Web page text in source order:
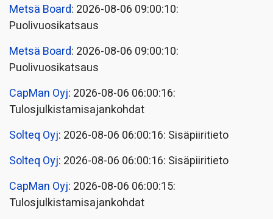
Metsä Board: 2026-08-06 09:00:10:
Puolivuosikatsaus
Metsä Board: 2026-08-06 09:00:10:
Puolivuosikatsaus
CapMan Oyj: 2026-08-06 06:00:16:
Tulosjulkistamisajankohdat
Solteq Oyj: 2026-08-06 06:00:16: Sisäpiiritieto
Solteq Oyj: 2026-08-06 06:00:16: Sisäpiiritieto
CapMan Oyj: 2026-08-06 06:00:15:
Tulosjulkistamisajankohdat